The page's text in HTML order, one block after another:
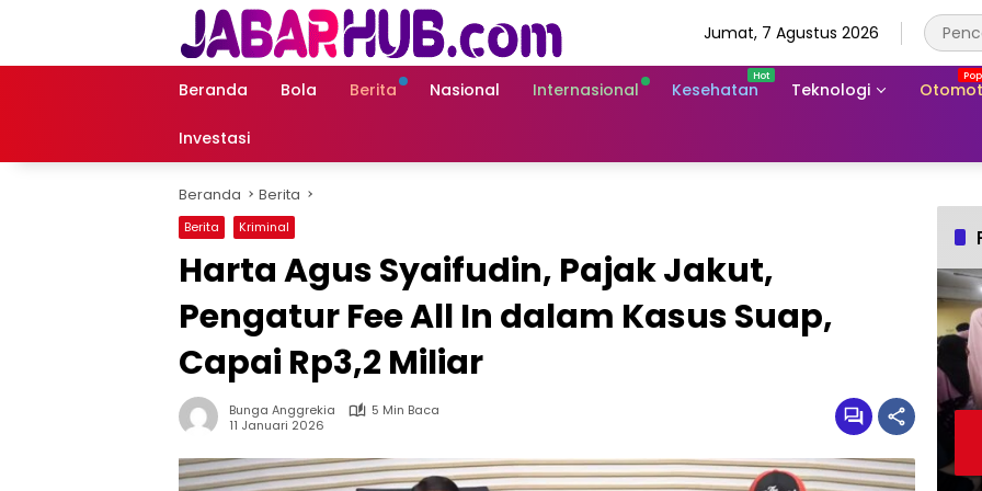
Jumat, 7 Agustus 2026
Beranda Bola Berita Nasional Internasional Kesehatan Teknologi
Investasi
Beranda Berita
Berita Kriminal
Harta Agus Syaifudin, Pajak Jakut,
Pengatur Fee All In dalam Kasus Suap,
Capai Rp3,2 Miliar
Bunga Anggrekia
5 Min Baca
11 Januari 2026